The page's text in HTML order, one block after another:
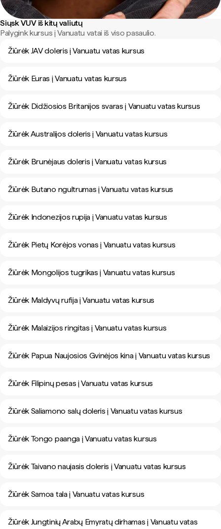
Siųsk VUV iš kitų valiutų
Palygink kursus į Vanuatu vatai iš viso pasaulio.
Žiūrėk JAV doleris į Vanuatu vatas kursus
Žiūrėk Euras į Vanuatu vatas kursus
Žiūrėk Didžiosios Britanijos svaras į Vanuatu vatas kursus
Žiūrėk Australijos doleris į Vanuatu vatas kursus
Žiūrėk Brunėjaus doleris į Vanuatu vatas kursus
Žiūrėk Butano ngultrumas į Vanuatu vatas kursus
Žiūrėk Indonezijos rupija į Vanuatu vatas kursus
Žiūrėk Pietų Korėjos vonas į Vanuatu vatas kursus
Žiūrėk Mongolijos tugrikas į Vanuatu vatas kursus
Žiūrėk Maldyvų rufija į Vanuatu vatas kursus
Žiūrėk Malaizijos ringitas į Vanuatu vatas kursus
Žiūrėk Papua Naujosios Gvinėjos kina į Vanuatu vatas kursus
Žiūrėk Filipinų pesas į Vanuatu vatas kursus
Žiūrėk Saliamono salų doleris į Vanuatu vatas kursus
Žiūrėk Tongo paanga į Vanuatu vatas kursus
Žiūrėk Taivano naujasis doleris į Vanuatu vatas kursus
Žiūrėk Samoa tala į Vanuatu vatas kursus
Žiūrėk Jungtinių Arabų Emyratų dirhamas į Vanuatu vatas